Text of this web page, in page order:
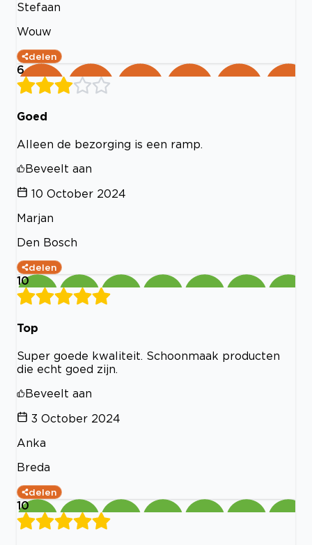
Stefaan
Wouw
delen
6
Goed
Alleen de bezorging is een ramp.
Beveelt aan
10 October 2024
Marjan
Den Bosch
delen
10
Top
Super goede kwaliteit. Schoonmaak producten
die echt goed zijn.
Beveelt aan
3 October 2024
Anka
Breda
delen
10